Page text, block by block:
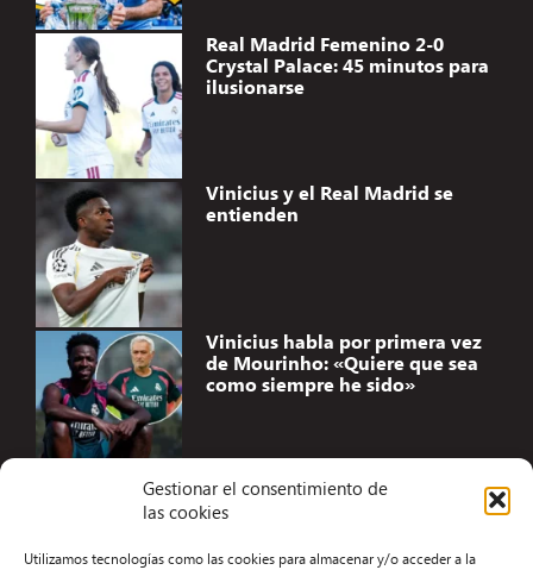
Gestionar el consentimiento de
las cookies
Utilizamos tecnologías como las cookies para almacenar y/o acceder a la
Real Madrid Femenino 2-0
Crystal Palace: 45 minutos para
ilusionarse
Vinicius y el Real Madrid se
entienden
Vinicius habla por primera vez
de Mourinho: «Quiere que sea
como siempre he sido»